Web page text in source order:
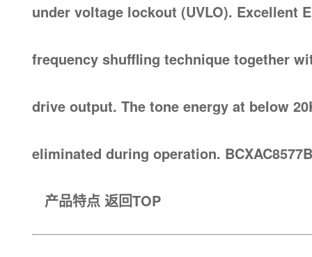
under voltage lockout (UVLO). Excellent
frequency shuffling technique together
drive output. The tone energy at below
eliminated during operation.
产品特点 返回TOP